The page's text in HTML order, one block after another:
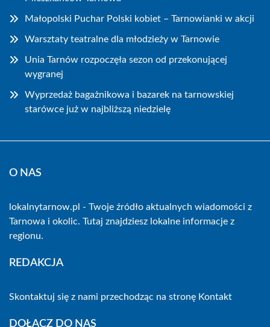
Małopolski Puchar Polski kobiet – Tarnowianki w akcji
Warsztaty teatralne dla młodzieży w Tarnowie
Unia Tarnów rozpoczęła sezon od przekonującej
wygranej
Wyprzedaż bagażnikowa i bazarek na tarnowskiej
starówce już w najbliższą niedzielę
O NAS
lokalnytarnow.pl - Twoje źródło aktualnych wiadomości z
Tarnowa i okolic. Tutaj znajdziesz lokalne informacje z
regionu.
REDAKCJA
Skontaktuj się z nami przechodząc na stronę Kontakt
DOŁĄCZ DO NAS